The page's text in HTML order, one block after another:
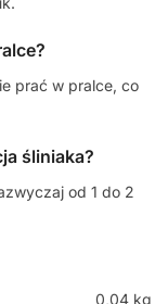
prać w pralce, co
śliniaka?
od 1 do 2
0,04 kg